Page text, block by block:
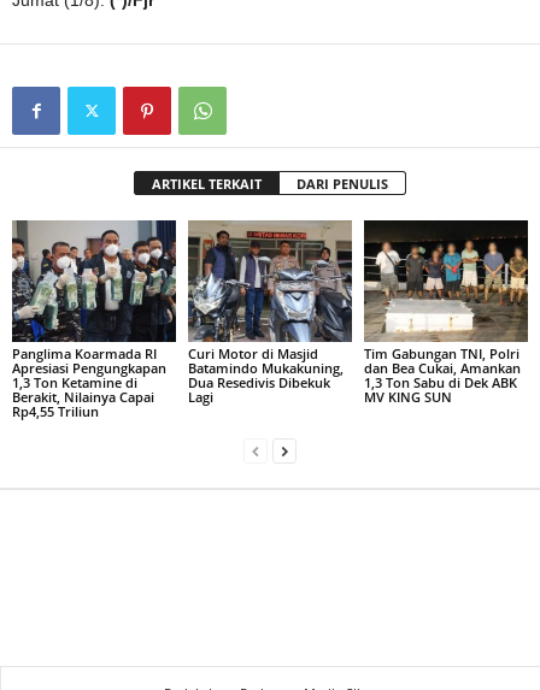
ARTIKEL TERKAIT DARI PENULIS
Panglima Koarmada RI
Apresiasi Pengungkapan
1,3 Ton Ketamine di
Berakit, Nilainya Capai
Rp4,55 Triliun
Curi Motor di Masjid
Batamindo Mukakuning,
Dua Resedivis Dibekuk
Lagi
Tim Gabungan TNI, Polri
dan Bea Cukai, Amankan
1,3 Ton Sabu di Dek ABK
MV KING SUN